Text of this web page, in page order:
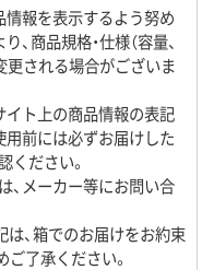
情報を表示するよう努め
商品規格・仕様（容量、
更される場合がございま
イト上の商品情報の表記
用前には必ずお届けした
ください。
、メーカー等にお問い合
は、箱でのお届けをお約束
了承ください。